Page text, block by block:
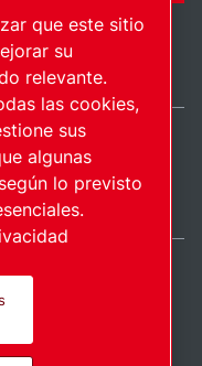
Derecho de autor.
que este sitio
su
relevante.
las cookies,
sus
algunas
lo previsto